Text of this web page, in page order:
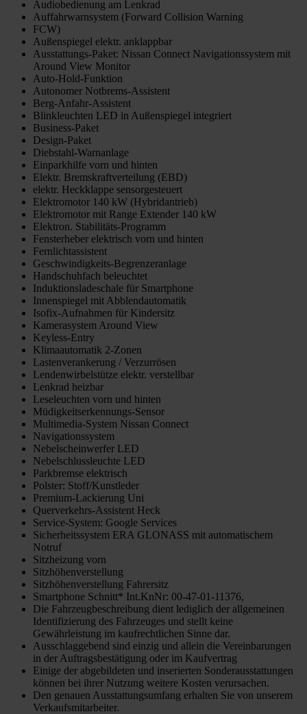
Audiobedienung am Lenkrad
Auffahrwarnsystem (Forward Collision Warning
FCW)
Außenspiegel elektr. anklappbar
Ausstattungs-Paket: Nissan Connect Navigationssystem mit
Around View Monitor
Auto-Hold-Funktion
Autonomer Notbrems-Assistent
Berg-Anfahr-Assistent
Blinkleuchten LED in Außenspiegel integriert
Business-Paket
Design-Paket
Diebstahl-Warnanlage
Einparkhilfe vorn und hinten
Elektr. Bremskraftverteilung (EBD)
elektr. Heckklappe sensorgesteuert
Elektromotor 140 kW (Hybridantrieb)
Elektromotor mit Range Extender 140 kW
Elektron. Stabilitäts-Programm
Fensterheber elektrisch vorn und hinten
Fernlichtassistent
Geschwindigkeits-Begrenzeranlage
Handschuhfach beleuchtet
Induktionsladeschale für Smartphone
Innenspiegel mit Abblendautomatik
Isofix-Aufnahmen für Kindersitz
Kamerasystem Around View
Keyless-Entry
Klimaautomatik 2-Zonen
Lastenverankerung / Verzurrösen
Lendenwirbelstütze elektr. verstellbar
Lenkrad heizbar
Leseleuchten vorn und hinten
Müdigkeitserkennungs-Sensor
Multimedia-System Nissan Connect
Navigationssystem
Nebelscheinwerfer LED
Nebelschlussleuchte LED
Parkbremse elektrisch
Polster: Stoff/Kunstleder
Premium-Lackierung Uni
Querverkehrs-Assistent Heck
Service-System: Google Services
Sicherheitssystem ERA GLONASS mit automatischem
Notruf
Sitzheizung vorn
Sitzhöhenverstellung
Sitzhöhenverstellung Fahrersitz
Smartphone Schnitt* Int.KnNr: 00-47-01-11376,
Die Fahrzeugbeschreibung dient lediglich der allgemeinen
Identifizierung des Fahrzeuges und stellt keine
Gewährleistung im kaufrechtlichen Sinne dar.
Ausschlaggebend sind einzig und allein die Vereinbarungen
in der Auftragsbestätigung oder im Kaufvertrag
Einige der abgebildeten und inserierten Sonderausstattungen
können bei ihrer Nutzung weitere Kosten verursachen.
Den genauen Ausstattungsumfang erhalten Sie von unserem
Verkaufsmitarbeiter.